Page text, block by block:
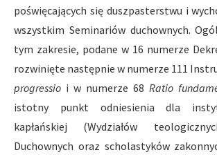
poświęcających się duszpasterstwu i
wszystkim Seminariów duchownych.
tym zakresie, podane w 16 numerze
rozwinięte następnie w numerze 111
progressio i w numerze 68 Ratio
istotny punkt odniesienia dla
kapłańskiej (Wydziałów
Duchownych oraz scholastyków